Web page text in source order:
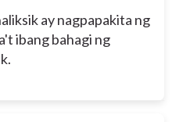
ay nagpapakita ng
ibang bahagi ng